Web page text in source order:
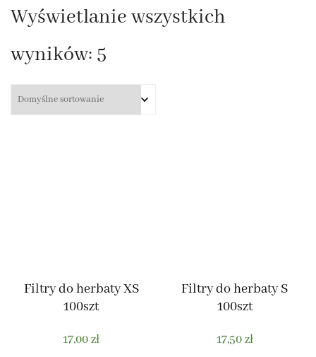
Wyświetlanie wszystkich
wyników: 5
Filtry do herbaty XS
100szt
17,00zł
Filtry do herbaty S
100szt
17,50zł